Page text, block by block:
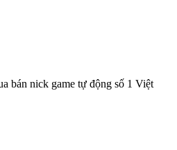
bán nick game tự động số 1 Việt